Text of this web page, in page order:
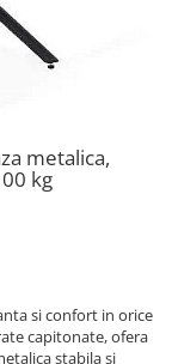
metalica,
kg
si confort in orice
capitonate, ofera
stabila si